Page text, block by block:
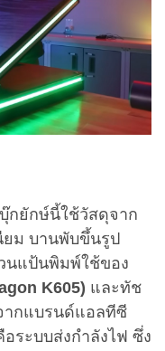
กยักษ์นี้ใช้วัสดุจาก
ยม บานพับขึ้นรูป
นแป้นพิมพ์ใช้ของ
K605) และทัช
ากแบรนด์แอลทีซี
ระบบส่งกำลังไฟ ซึ่ง